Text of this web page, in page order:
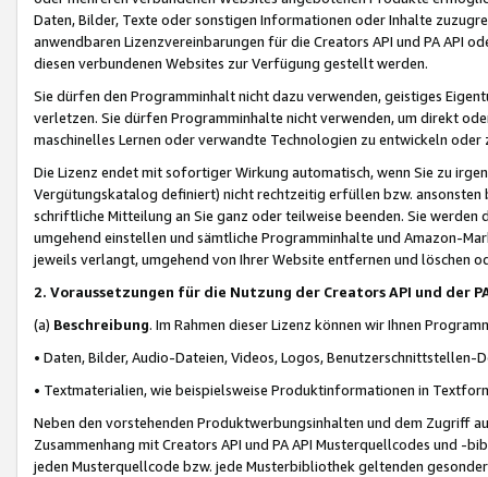
Daten, Bilder, Texte oder sonstigen Informationen oder Inhalte
anwendbaren Lizenzvereinbarungen für die Creators API und PA API
diesen verbundenen Websites zur Verfügung gestellt werden.
Sie dürfen den Programminhalt nicht dazu verwenden, geistiges
verletzen. Sie dürfen Programminhalte nicht verwenden, um direkt
maschinelles Lernen oder verwandte Technologien zu entwickeln
Die Lizenz endet mit sofortiger Wirkung automatisch, wenn Sie zu
Vergütungskatalog definiert) nicht rechtzeitig erfüllen bzw. ansonsten
schriftliche Mitteilung an Sie ganz oder teilweise beenden. Sie werden
umgehend einstellen und sämtliche Programminhalte und Amazon-
jeweils verlangt, umgehend von Ihrer Website entfernen und löschen
2. Voraussetzungen für die Nutzung der Creators API und der
(a) Beschreibung. Im Rahmen dieser Lizenz können wir Ihnen
• Daten, Bilder, Audio-Dateien, Videos, Logos, Benutzerschnittstellen-
• Textmaterialien, wie beispielsweise Produktinformationen in
Neben den vorstehenden Produktwerbungsinhalten und dem Zugriff
Zusammenhang mit Creators API und PA API Musterquellcodes und
jeden Musterquellcode bzw. jede Musterbibliothek geltenden